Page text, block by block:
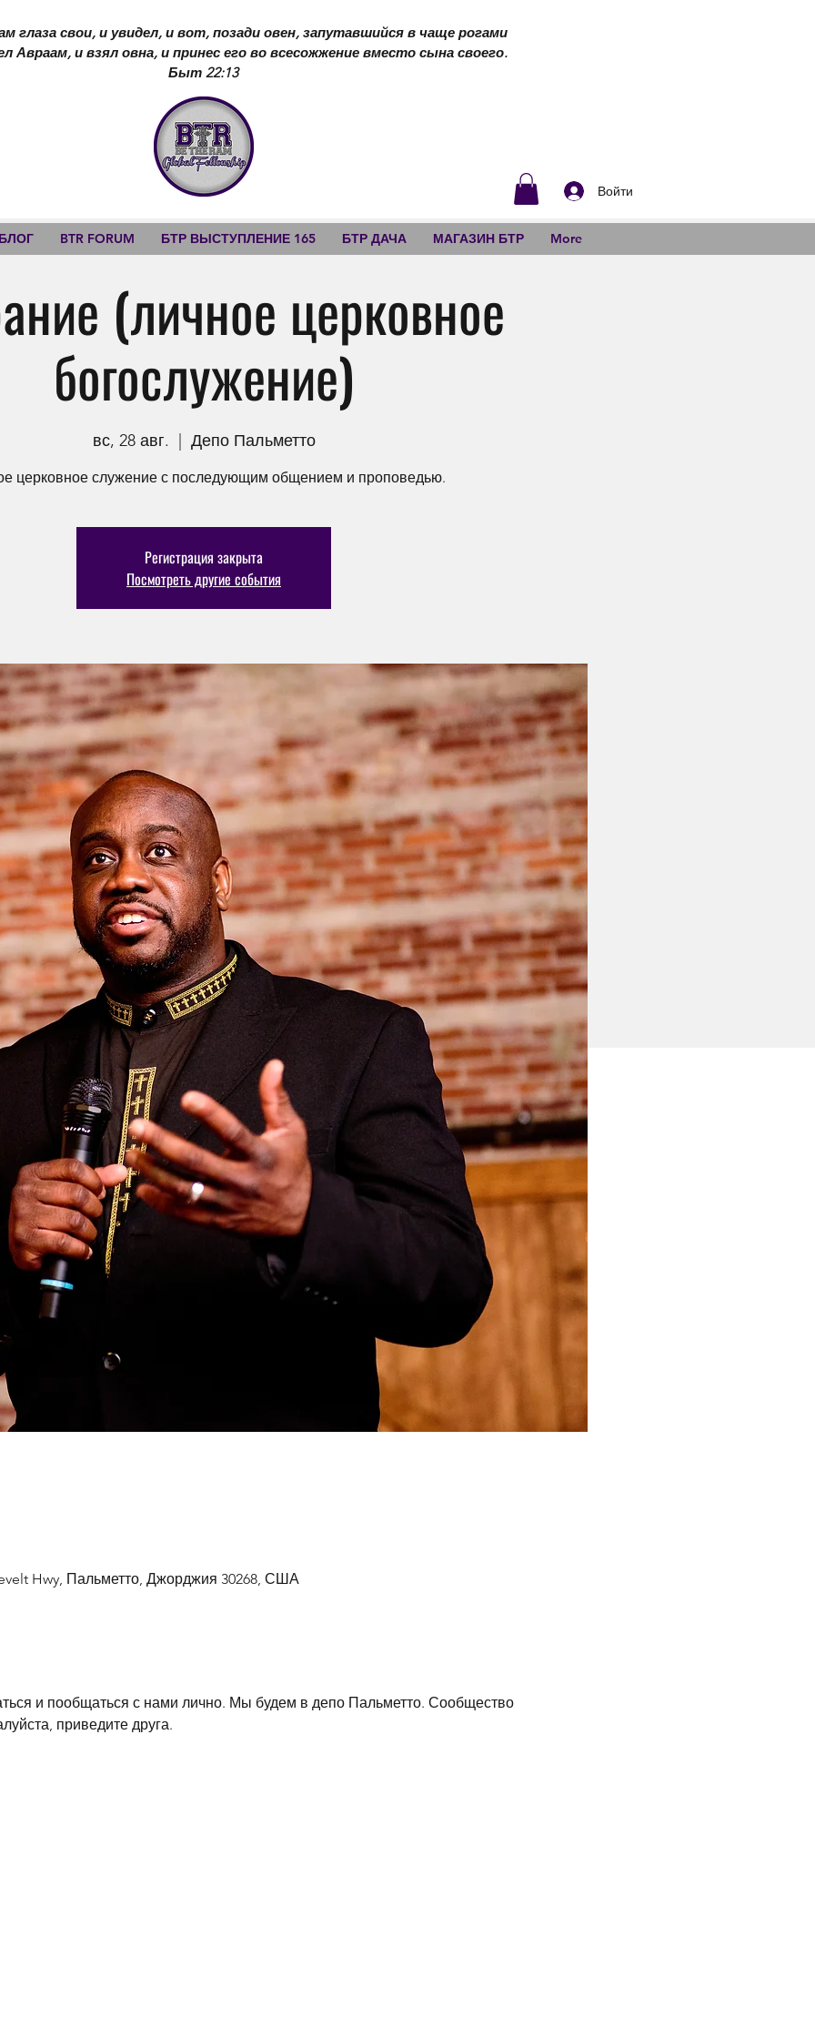
глаза свои, и увидел, и вот, позади овен, запутавшийся в чаще рогами
Авраам, и взял овна, и принес его во всесожжение вместо сына своего.
Быт 22:13
Войти
(личное церковное
богослужение)
вс, 28 авг.
  |
Депо Пальметто
церковное служение с последующим общением и проповедью.
Регистрация закрыта
Посмотреть другие события
Hwy, Пальметто, Джорджия 30268, США
и пообщаться с нами лично. Мы будем в депо Пальметто. Сообщество
приведите друга.
BTR FORUM БТР ВЫСТУПЛЕНИЕ 165 БТР ДАЧА МАГАЗИН БТР More